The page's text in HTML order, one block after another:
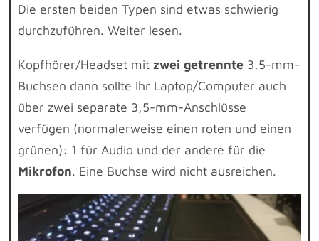
Die ersten beiden Typen sind etwas schwierig
durchzuführen. Weiter lesen.
Kopfhörer/Headset mitzwei getrennte 3,5-mm-
Buchsen dann sollte Ihr Laptop/Computer auch
über zwei separate 3,5-mm-Anschlüsse
verfügen (normalerweise einen roten und einen
grünen): 1 für Audio und der andere für die
Mikrofon. Eine Buchse wird nicht ausreichen.